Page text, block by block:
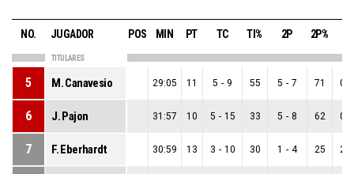
NO. JUGADOR POS MIN PT TC TI% 2P 2P%
TITULARES
5 M. Canavesio 29:05 11 5 - 9 55 5 - 7 71 0
6 J. Pajon 31:57 10 5 - 15 33 5 - 8 62 0
7 F. Eberhardt 30:59 13 3 - 10 30 1 - 4 25 2